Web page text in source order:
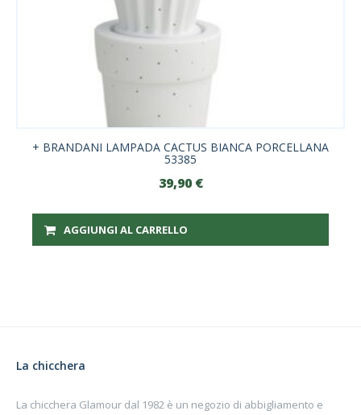
+ BRANDANI LAMPADA CACTUS BIANCA PORCELLANA
53385
39,90 €
AGGIUNGI AL CARRELLO
La chicchera
La chicchera Glamour dal 1982 è un negozio di abbigliamento e